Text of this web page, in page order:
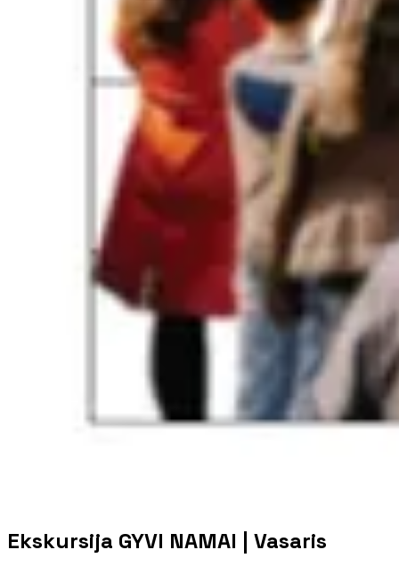
Ekskursija GYVI NAMAI | Vasaris